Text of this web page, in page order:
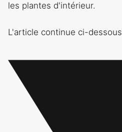
les plantes d'intérieur.
L'article continue ci-dessous